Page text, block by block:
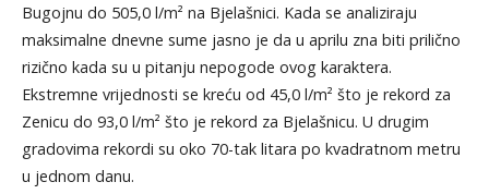
Bugojnu do 505,0 l/m² na Bjelašnici. Kada se analiziraju
maksimalne dnevne sume jasno je da u aprilu zna biti prilično
rizično kada su u pitanju nepogode ovog karaktera.
Ekstremne vrijednosti se kreću od 45,0 l/m² što je rekord za
Zenicu do 93,0 l/m² što je rekord za Bjelašnicu. U drugim
gradovima rekordi su oko 70-tak litara po kvadratnom metru
u jednom danu.